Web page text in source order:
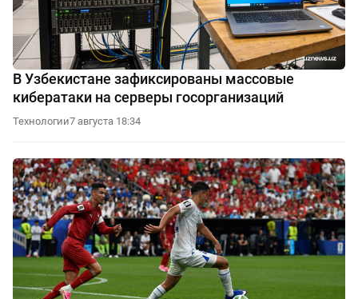
В Узбекистане зафиксированы массовые
кибератаки на серверы госорганизаций
Технологии7 августа 18:34